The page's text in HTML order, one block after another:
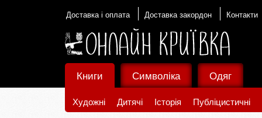
Доставка і оплата Доставка закордон Контакти
Книги
Художні Дитячі Історія Публіцистичні
Символіка Одяг